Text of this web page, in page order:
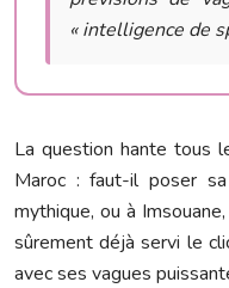
« intelligence de
La question hante tous
Maroc : faut-il poser
mythique, ou à
sûrement déjà servi le
avec ses vagues